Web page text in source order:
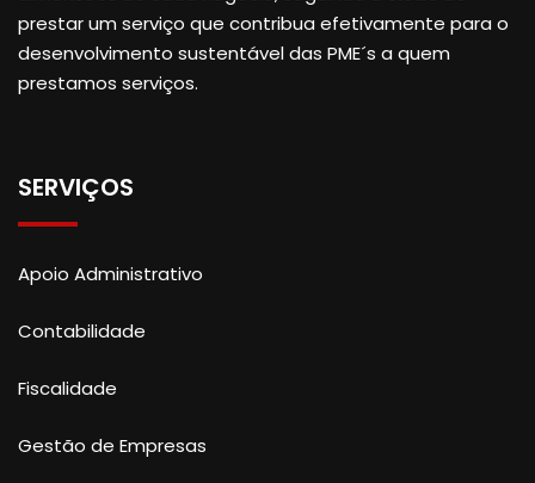
prestar um serviço que contribua efetivamente para o
desenvolvimento sustentável das PME´s a quem
prestamos serviços.
SERVIÇOS
Apoio Administrativo
Contabilidade
Fiscalidade
Gestão de Empresas